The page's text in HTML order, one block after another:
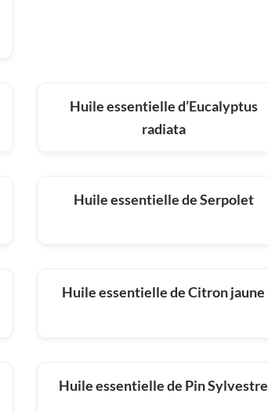
Huile essentielle d’Eucalyptus
radiata
Huile essentielle de Serpolet
Huile essentielle de Citron jaune
Huile essentielle de Pin Sylvestre